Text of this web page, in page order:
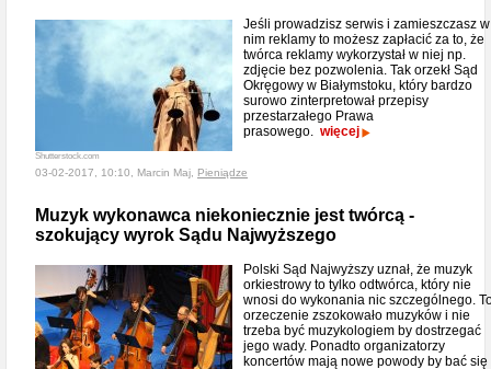
Shutterstock.com
Jeśli prowadzisz serwis i zamieszczasz w
nim reklamy to możesz zapłacić za to, że
twórca reklamy wykorzystał w niej np.
zdjęcie bez pozwolenia. Tak orzekł Sąd
Okręgowy w Białymstoku, który bardzo
surowo zinterpretował przepisy
przestarzałego Prawa
prasowego. więcej
03-02-2017, 10:10, Marcin Maj, Pieniądze
Muzyk wykonawca niekoniecznie jest twórcą -
szokujący wyrok Sądu Najwyższego
Polski Sąd Najwyższy uznał, że muzyk
orkiestrowy to tylko odtwórca, który nie
wnosi do wykonania nic szczególnego.
orzeczenie zszokowało muzyków i nie
trzeba być muzykologiem by dostrzegać
jego wady. Ponadto organizatorzy
koncertów mają nowe powody by bać się